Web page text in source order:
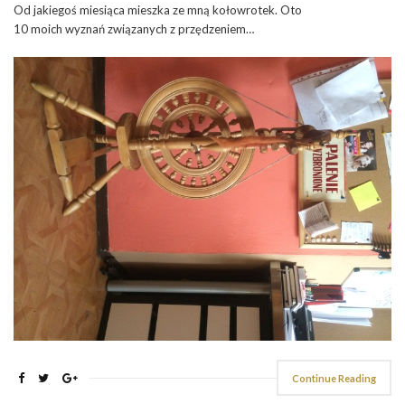
Od jakiegoś miesiąca mieszka ze mną kołowrotek. Oto
10 moich wyznań związanych z przędzeniem…
Continue Reading